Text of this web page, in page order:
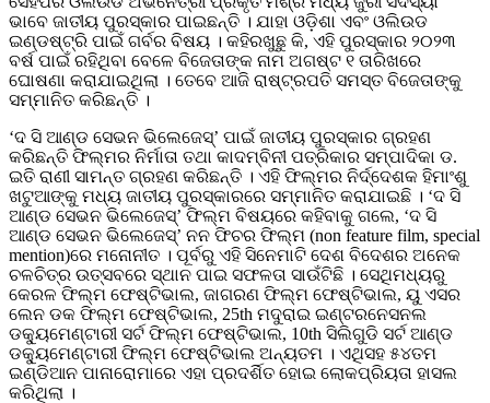
ଭାବେ ଜାତୀୟ ପୁରସ୍କାର ପାଇଛନ୍ତି । ଯାହା ଓଡ଼ିଶା ଏବଂ ଓଲିଉଡ
ଇଣ୍ଡଷ୍ଟ୍ରି ପାଇଁ ଗର୍ବର ବିଷୟ । କହିରଖୁଛୁ କି, ଏହି ପୁରସ୍କାର ୨୦୨୩
ବର୍ଷ ପାଇଁ ରହିଥିବା ବେଳେ ବିଜେତାଙ୍କ ନାମ ଅଗଷ୍ଟ ୧ ତାରିଖରେ
ଘୋଷଣା କରାଯାଇଥିଲା । ତେବେ ଆଜି ରାଷ୍ଟ୍ରପତି ସମସ୍ତ ବିଜେତାଙ୍କୁ
ସମ୍ମାନିତ କରିଛନ୍ତି ।
‘ଦ ସି ଆଣ୍ଡ ସେଭନ ଭିଲେଜେସ୍’ ପାଇଁ ଜାତୀୟ ପୁରସ୍କାର ଗ୍ରହଣ
କରିଛନ୍ତି ଫିଲ୍ମର ନିର୍ମାତା ତଥା କାଦମ୍ବିନୀ ପତ୍ରିକାର ସମ୍ପାଦିକା ଡ.
ଇତି ରାଣୀ ସାମନ୍ତ ଗ୍ରହଣ କରିଛନ୍ତି । ଏହି ଫିଲ୍ମର ନିର୍ଦ୍ଦେଶକ ହିମାଂଶୁ
ଖଟୁଆଙ୍କୁ ମଧ୍ୟ ଜାତୀୟ ପୁରସ୍କାରରେ ସମ୍ମାନିତ କରାଯାଇଛି । ‘ଦ ସି
ଆଣ୍ଡ ସେଭନ ଭିଲେଜେସ୍’ ଫିଲ୍ମ ବିଷୟରେ କହିବାକୁ ଗଲେ, ‘ଦ ସି
ଆଣ୍ଡ ସେଭନ ଭିଲେଜେସ୍’ ନନ ଫିଚର ଫିଲ୍ମ (non feature film, special
mention)ରେ ମନୋନୀତ । ପୂର୍ବରୁ ଏହି ସିନେମାଟି ଦେଶ ବିଦେଶର ଅନେକ
ଚଳଚିତ୍ର ଉତ୍ସବରେ ସ୍ଥାନ ପାଇ ସଫଳତା ସାଉଁଟିଛି । ସେଥିମଧ୍ୟରୁ
କେରଳ ଫିଲ୍ମ ଫେଷ୍ଟିଭାଲ, ଜାଗରଣ ଫିଲ୍ମ ଫେଷ୍ଟିଭାଲ, ୟୁ ଏସର
ଲେନ ଡକ ଫିଲ୍ମ ଫେଷ୍ଟିଭାଲ, 25th ମଦୁରାଇ ଇଣ୍ଟରନେସନଲ
ଡକ୍ୟୁମେଣ୍ଟାରୀ ସର୍ଟ ଫିଲ୍ମ ଫେଷ୍ଟିଭାଲ, 10th ସିଲିଗୁଡି ସର୍ଟ ଆଣ୍ଡ
ଡକ୍ୟୁମେଣ୍ଟାରୀ ଫିଲ୍ମ ଫେଷ୍ଟିଭାଲ ଅନ୍ୟତମ । ଏଥିସହ ୫୪ତମ
ଇଣ୍ଡିଆନ ପାନାରୋମାରେ ଏହା ପ୍ରଦର୍ଶିତ ହୋଇ ଲୋକପ୍ରିୟତା ହାସଲ
କରିଥିଲା ।